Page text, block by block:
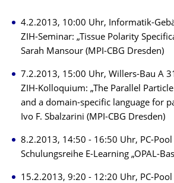
4.2.2013, 10:00 Uhr, Informatik-
ZIH-Seminar: „Tissue Polarity
Sarah Mansour (MPI-CBG Dresden)
7.2.2013, 15:00 Uhr, Willers-Bau A
ZIH-Kolloquium: „The Parallel
and a domain-specific language for
Ivo F. Sbalzarini (MPI-CBG Dresden)
8.2.2013, 14:50 - 16:50 Uhr, PC-Pool
Schulungsreihe E-Learning „OPAL-
15.2.2013, 9:20 - 12:20 Uhr, PC-Pool